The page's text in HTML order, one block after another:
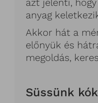
anyag
Akkor hát a
előnyük és
megoldás,
Süssünk